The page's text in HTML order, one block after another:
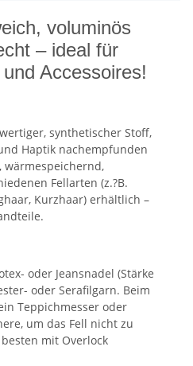
voluminös
– ideal für
Accessoires!
synthetischer Stoff,
Haptik nachempfunden
wärmespeichernd,
Fellarten (z.?B.
Kurzhaar) erhältlich –
oder Jeansnadel (Stärke
oder Serafilgarn. Beim
Teppichmesser oder
um das Fell nicht zu
mit Overlock